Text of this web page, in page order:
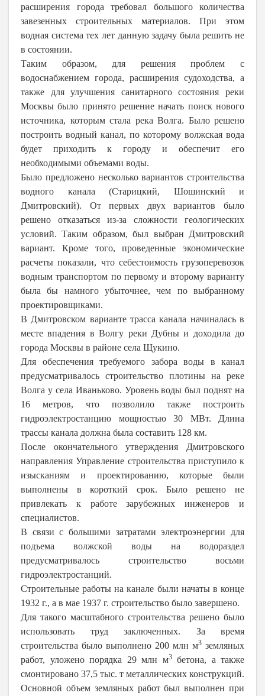
расширения города требовал большого количества
завезенных строительных материалов. При этом
водная система тех лет данную задачу была решить не
в состоянии.
Таким образом, для решения проблем с
водоснабжением города, расширения судоходства, а
также для улучшения санитарного состояния реки
Москвы было принято решение начать поиск нового
источника, которым стала река Волга. Было решено
построить водный канал, по которому волжская вода
будет приходить к городу и обеспечит его
необходимыми объемами воды.
Было предложено несколько вариантов строительства
водного канала (Старицкий, Шошинский и
Дмитровский). От первых двух вариантов было
решено отказаться из-за сложности геологических
условий. Таким образом, был выбран Дмитровский
вариант. Кроме того, проведенные экономические
расчеты показали, что себестоимость грузоперевозок
водным транспортом по первому и второму варианту
была бы намного убыточнее, чем по выбранному
проектировщиками.
В Дмитровском варианте трасса канала начиналась в
месте впадения в Волгу реки Дубны и доходила до
города Москвы в районе села Щукино.
Для обеспечения требуемого забора воды в канал
предусматривалось строительство плотины на реке
Волга у села Иваньково. Уровень воды был поднят на
16 метров, что позволило также построить
гидроэлектростанцию мощностью 30 МВт. Длина
трассы канала должна была составить 128 км.
После окончательного утверждения Дмитровского
направления Управление строительства приступило к
изысканиям и проектированию, которые были
выполнены в короткий срок. Было решено не
привлекать к работе зарубежных инженеров и
специалистов.
В связи с большими затратами электроэнергии для
подъема волжской воды на водораздел
предусматривалось строительство восьми
гидроэлектростанций.
Строительные работы на канале были начаты в конце
1932 г., а в мае 1937 г. строительство было завершено.
Для такого масштабного строительства решено было
использовать труд заключенных. За время
строительства было выполнено 200 млн м3 земляных
работ, уложено порядка 29 млн м3бетона, а также
смонтировано 37,5 тыс. т металлических конструкций.
Основной объем земляных работ был выполнен при